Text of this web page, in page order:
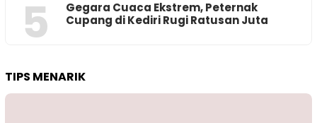
5
‎Gegara Cuaca Ekstrem, Peternak
Cupang di Kediri Rugi Ratusan Juta
TIPS MENARIK